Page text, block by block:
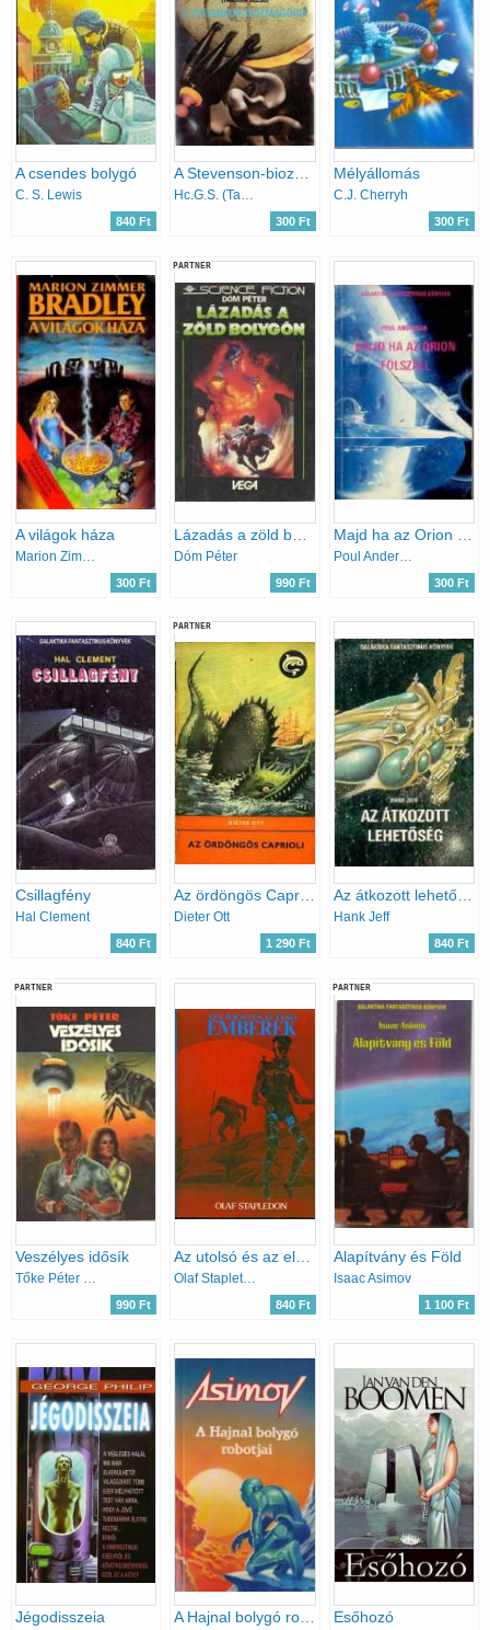
A csendes bolygó
C. S. Lewis
840 Ft
Hc.G.S. (Tandori D.) Solenard
300 Ft
Mélyállomás
C.J. Cherryh
300 Ft
A világok háza
300 Ft
PARTNER
Dóm Péter
990 Ft
Poul Anderson
300 Ft
Csillagfény
Hal Clement
840 Ft
PARTNER
Az ördöngös Caprioli (Delfin könyvek)
Dieter Ott
1 290 Ft
Az átkozott lehetőség
Hank Jeff
840 Ft
PARTNER
Veszélyes idősík
Tőke Péter Miklós
990 Ft
Olaf Stapleton
840 Ft
PARTNER
Alapítvány és Föld
Isaac Asimov
1 100 Ft
Jégodisszeia A Hajnal bolygó robotjai Esőhozó